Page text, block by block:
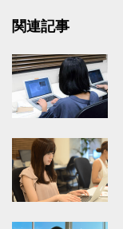
関連記事